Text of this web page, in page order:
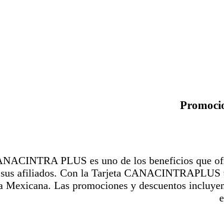
PLUS es uno de los beneficios que
afiliados. Con la Tarjeta CANACINTRAPLUS
Mexicana. Las promociones y descuentos